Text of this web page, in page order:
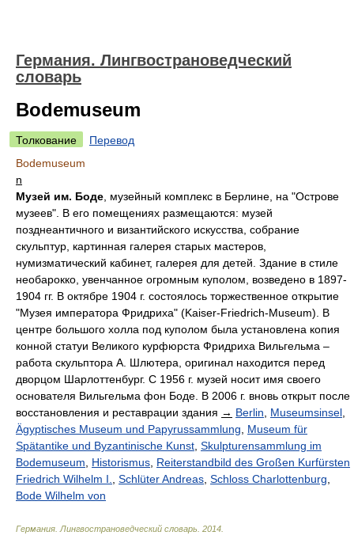
Германия. Лингвострановедческий
словарь
Bodemuseum
Толкование
Перевод
Bodemuseum
n
Музей им. Боде , музейный комплекс в Берлине, на "Острове
музеев". В его помещениях размещаются: музей
позднеантичного и византийского искусства, собрание
скульптур, картинная галерея старых мастеров,
нумизматический кабинет, галерея для детей. Здание в стиле
необарокко, увенчанное огромным куполом, возведено в 1897-
1904 гг. В октябре 1904 г. состоялось торжественное открытие
"Музея императора Фридриха" (Kaiser-Friedrich-Museum). В
центре большого холла под куполом была установлена копия
конной статуи Великого курфюрста Фридриха Вильгельма –
работа скульптора А. Шлютера, оригинал находится перед
дворцом Шарлоттенбург. С 1956 г. музей носит имя своего
основателя Вильгельма фон Боде. В 2006 г. вновь открыт после
восстановления и реставрации здания → Berlin Museumsinsel
Ägyptisches Museum und Papyrussammlung
Museum für
Spätantike und Byzantinische Kunst Skulpturensammlung im
Bodemuseum
Historismus Reiterstandbild des Großen Kurfürsten
Friedrich Wilhelm I.
Schlüter Andreas Schloss Charlottenburg
Bode Wilhelm von
Германия. Лингвострановедческий словарь 2014